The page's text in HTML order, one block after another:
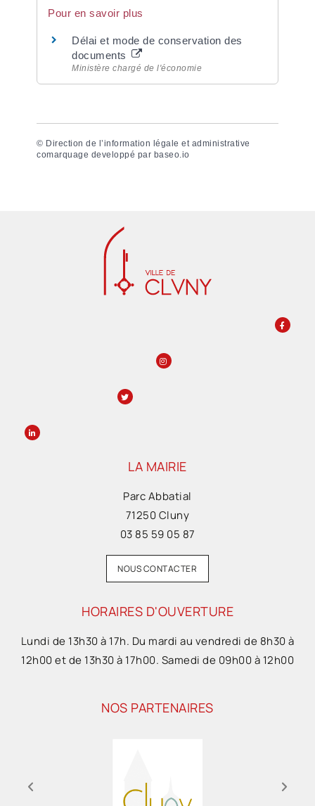
Pour en savoir plus
Délai et mode de conservation des
documents
Ministère chargé de l'économie
© Direction de l’information légale et administrative
comarquage developpé par baseo.io
LA MAIRIE
Parc Abbatial
71250 Cluny
03 85 59 05 87
NOUS CONTACTER
HORAIRES D'OUVERTURE
Lundi de 13h30 à 17h. Du mardi au vendredi de 8h30 à
12h00 et de 13h30 à 17h00. Samedi de 09h00 à 12h00
NOS PARTENAIRES